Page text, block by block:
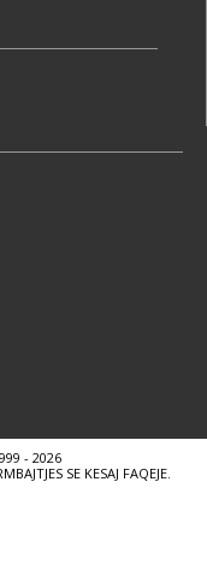
- 2026
SE KESAJ FAQEJE.